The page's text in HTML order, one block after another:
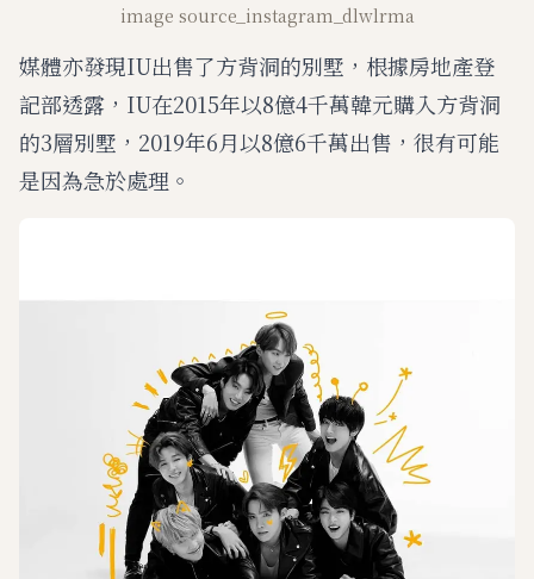
image source_instagram_dlwlrma
媒體亦發現IU出售了方背洞的別墅，根據房地產登
記部透露，IU在2015年以8億4千萬韓元購入方背洞
的3層別墅，2019年6月以8億6千萬出售，很有可能
是因為急於處理。